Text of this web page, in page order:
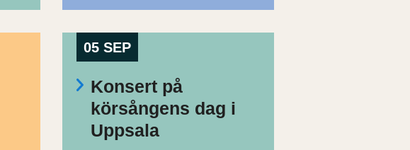
05 SEP
Konsert på
körsångens dag i
Uppsala